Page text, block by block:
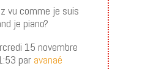
vu comme je suis
je piano?
15 novembre
par avanaé